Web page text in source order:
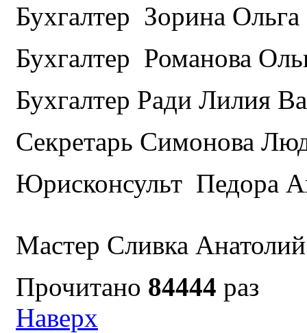
Бухгалтер Зорина
Бухгалтер Романова
Бухгалтер Ради Лилия
Секретарь Симонова
Юрисконсульт Педора
Мастер Сливка
Прочитано 84444 раз
Наверх